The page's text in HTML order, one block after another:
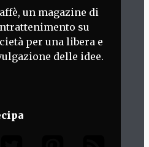
un magazine di
su
per una libera e
delle idee.